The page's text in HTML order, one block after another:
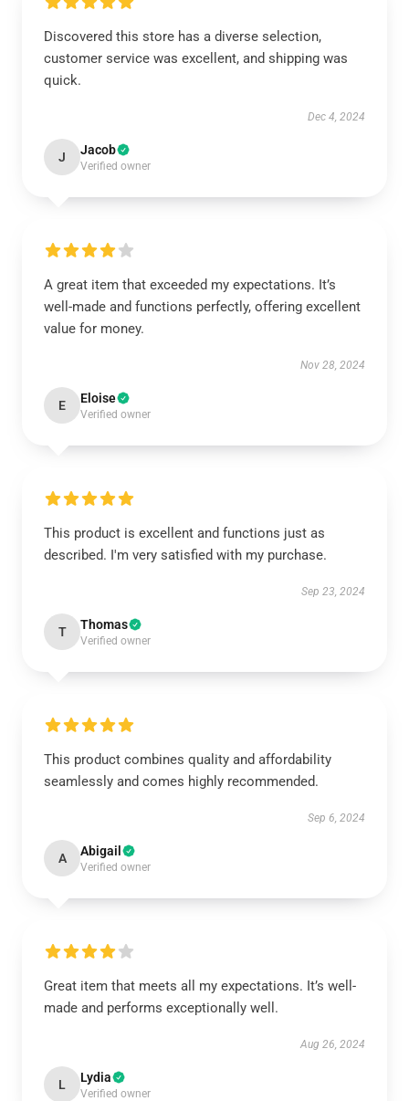
Discovered this store has a diverse selection,
customer service was excellent, and shipping was
quick.
Dec 4, 2024
J Jacob
Verified owner
A great item that exceeded my expectations. It’s
well-made and functions perfectly, offering excellent
value for money.
Nov 28, 2024
E Eloise
Verified owner
This product is excellent and functions just as
described. I'm very satisfied with my purchase.
Sep 23, 2024
T Thomas
Verified owner
This product combines quality and affordability
seamlessly and comes highly recommended.
Sep 6, 2024
A Abigail
Verified owner
Great item that meets all my expectations. It’s well-
made and performs exceptionally well.
Aug 26, 2024
L Lydia
Verified owner